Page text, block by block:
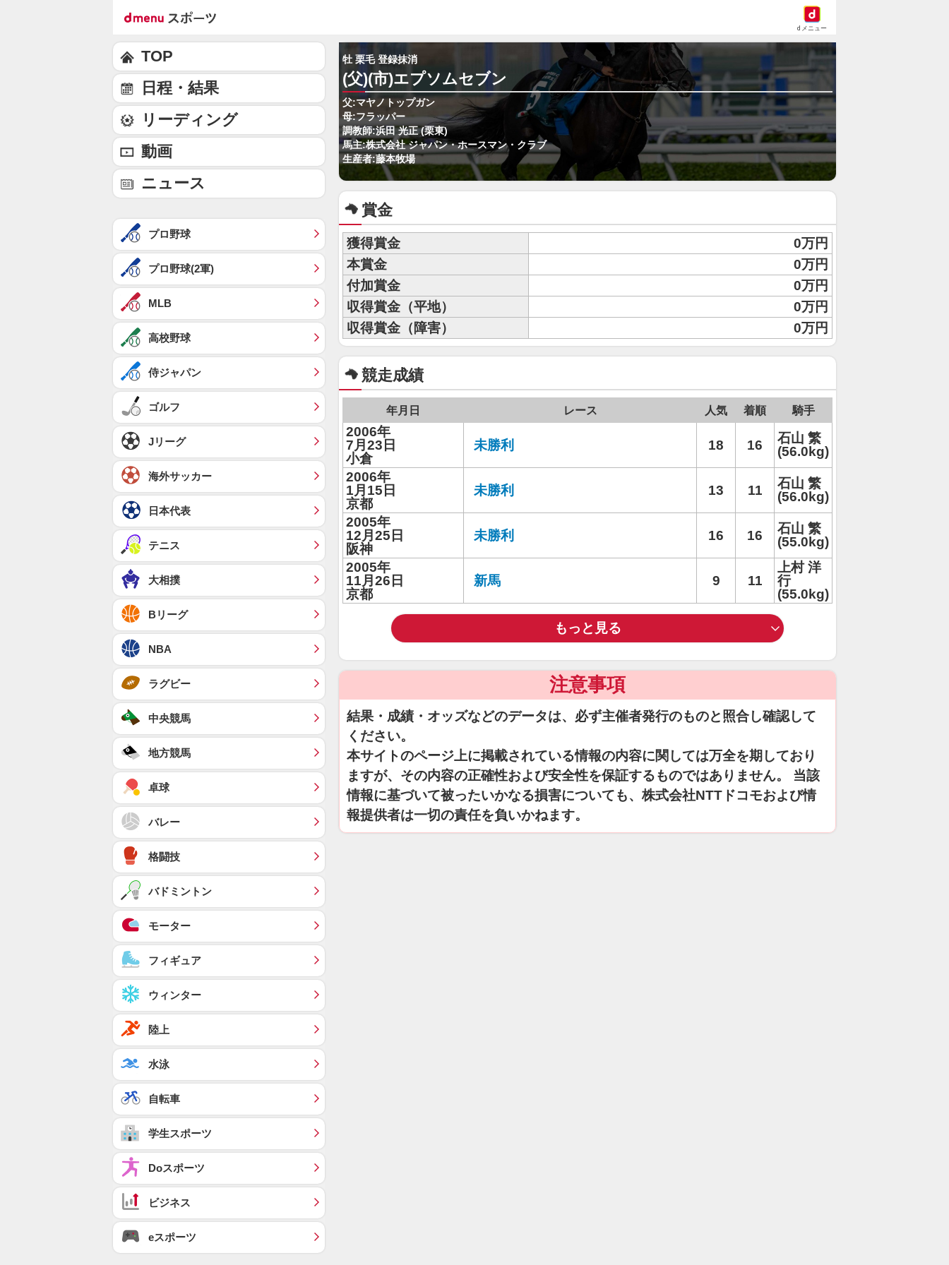
dメニュー
牡 栗毛 登録抹消
(父)(市)エプソムセブン
父:マヤノトップガン
母:フラッパー
調教師:浜田 光正 (栗東)
馬主:株式会社 ジャパン・ホースマン・クラブ
生産者:藤本牧場
賞金
獲得賞金
0万円
本賞金
0万円
付加賞金
0万円
収得賞金（平地）
0万円
収得賞金（障害）
0万円
競走成績
年月日 レース 人気 着順 騎手
2006年
7月23日
小倉
未勝利 18 16
石山 繁
(56.0kg)
2006年
1月15日
京都
未勝利 13 11
石山 繁
(56.0kg)
2005年
12月25日
阪神
未勝利 16 16
石山 繁
(55.0kg)
2005年
11月26日
京都
新馬 9 11
上村 洋
行
(55.0kg)
もっと見る
注意事項
結果・成績・オッズなどのデータは、必ず主催者発行のものと照合し確認して
ください。
本サイトのページ上に掲載されている情報の内容に関しては万全を期しており
ますが、その内容の正確性および安全性を保証するものではありません。 当該
情報に基づいて被ったいかなる損害についても、株式会社NTTドコモおよび情
報提供者は一切の責任を負いかねます。
TOP
日程・結果
リーディング
動画
ニュース
プロ野球
プロ野球(2軍)
MLB
高校野球
侍ジャパン
ゴルフ
Jリーグ
海外サッカー
日本代表
テニス
大相撲
Bリーグ
NBA
ラグビー
中央競馬
地方競馬
卓球
バレー
格闘技
バドミントン
モーター
フィギュア
ウィンター
陸上
水泳
自転車
学生スポーツ
Doスポーツ
ビジネス
eスポーツ